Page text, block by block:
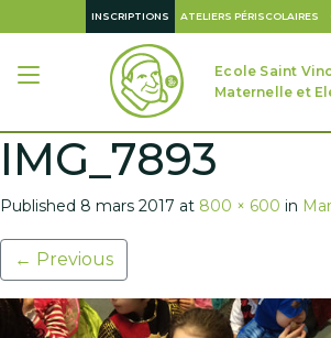
ATELIERS PÉRISCOLAIRES
INSCRIPTIONS
Ecole Saint
Maternelle et
IMG_7893
Published 8 mars 2017 at 800 × 600 in
← Previous